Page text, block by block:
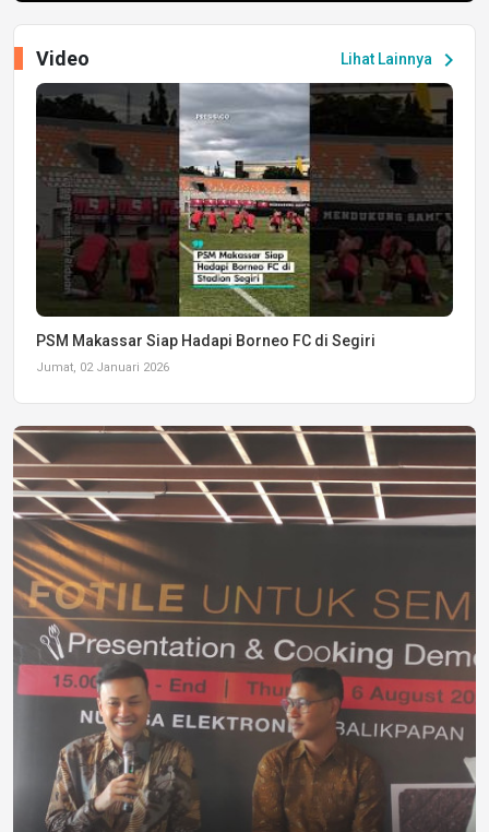
Lihat Lainnya chevron_right
Video
PSM Makassar Siap Hadapi Borneo FC di Segiri
Jumat, 02 Januari 2026